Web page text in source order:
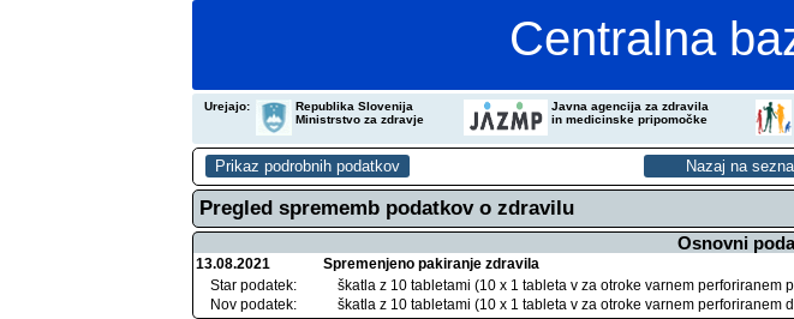
Centralna
Urejajo:
Republika Slovenija
Ministrstvo za zdravje
Javna agencija za zdravila
in medicinske pripomočke
Pregled sprememb podatkov o zdravilu
Osnovni
13.08.2021
Spremenjeno pakiranje zdravila
Star podatek:
škatla z 10 tabletami (10 x 1 tableta v za otroke varnem
Nov podatek:
škatla z 10 tabletami (10 x 1 tableta v za otroke varnem